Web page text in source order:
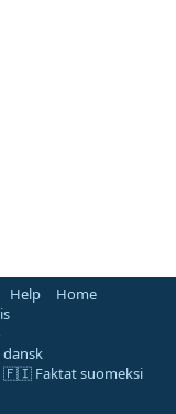
Help
Home
🇫🇮 Faktat suomeksi